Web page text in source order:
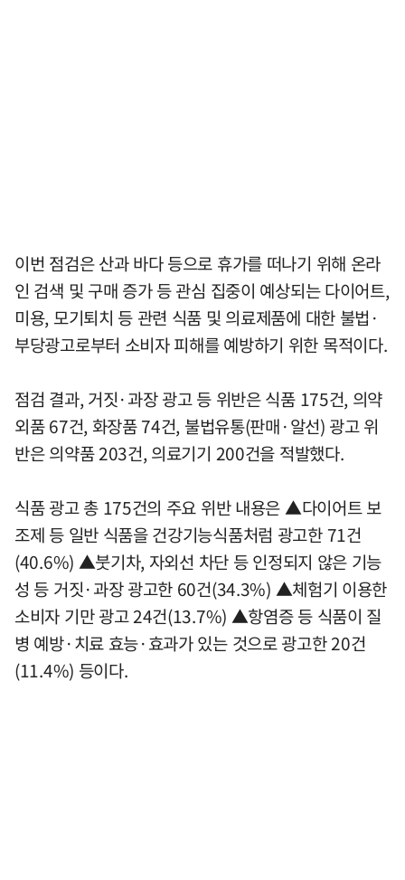
이번 점검은 산과 바다 등으로 휴가를 떠나기 위해 온라
인 검색 및 구매 증가 등 관심 집중이 예상되는 다이어트,
미용, 모기퇴치 등 관련 식품 및 의료제품에 대한 불법·
부당광고로부터 소비자 피해를 예방하기 위한 목적이다.
점검 결과, 거짓·과장 광고 등 위반은 식품 175건, 의약
외품 67건, 화장품 74건, 불법유통(판매·알선) 광고 위
반은 의약품 203건, 의료기기 200건을 적발했다.
식품 광고 총 175건의 주요 위반 내용은 ▲다이어트 보
조제 등 일반 식품을 건강기능식품처럼 광고한 71건
(40.6%) ▲붓기차, 자외선 차단 등 인정되지 않은 기능
성 등 거짓·과장 광고한 60건(34.3%) ▲체험기 이용한
소비자 기만 광고 24건(13.7%) ▲항염증 등 식품이 질
병 예방·치료 효능·효과가 있는 것으로 광고한 20건
(11.4%) 등이다.